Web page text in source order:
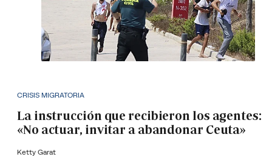
CRISIS MIGRATORIA
La instrucción que recibieron los agentes:
«No actuar, invitar a abandonar Ceuta»
Ketty Garat